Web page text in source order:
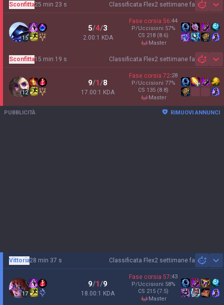
Classificata Flex2 settimane fa
Sconfitta25 min 23 s
15
5/4/3
2.00:1 KDA
Fase corsia 56:44
P/Uccisioni 57%
CS 218 (8.6)
master
Classificata Flex2 settimane fa
Sconfitta15 min 19 s
12
9/1/8
17.00:1 KDA
Fase corsia 72:28
P/Uccisioni 77%
CS 135 (8.8)
master
PUBBLICITÀ RIMUOVI ANNUNCI
Classificata Flex2 settimane fa
Vittoria28 min 37 s
17
9/1/9
18.00:1 KDA
Fase corsia 57:43
P/Uccisioni 58%
CS 215 (7.5)
master